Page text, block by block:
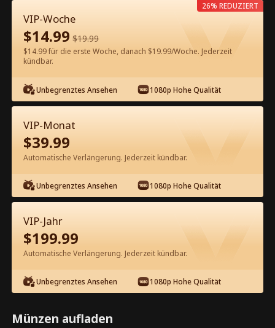
60 Jetzt entsperren
Kostenlos in der App ansehen
Episode 25 - Die Jungfräuliche
Leihmutter des Milliardärs
Kompletter Film
0-49 50-64
25 26 27 28 29
VIP-Woche
$14.99 $19.99
$14.99 für die erste Woche, danach $19.99/Woche. Jederzeit
kündbar.
Unbegrenztes Ansehen 1080p Hohe Qualität
26% REDUZIERT
VIP-Monat
$39.99
Automatische Verlängerung. Jederzeit kündbar.
Unbegrenztes Ansehen 1080p Hohe Qualität
VIP-Jahr
$199.99
Automatische Verlängerung. Jederzeit kündbar.
Unbegrenztes Ansehen 1080p Hohe Qualität
Münzen aufladen